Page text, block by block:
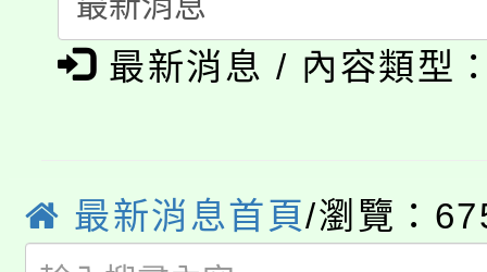
程
「本色祭」8/29、30在
場熱烈登場!
8/21下午1時於龍潭區
局官網。
開!
115年桃園市運動會8/
最新消息 / 內容類型
最新消息首頁/瀏覽：